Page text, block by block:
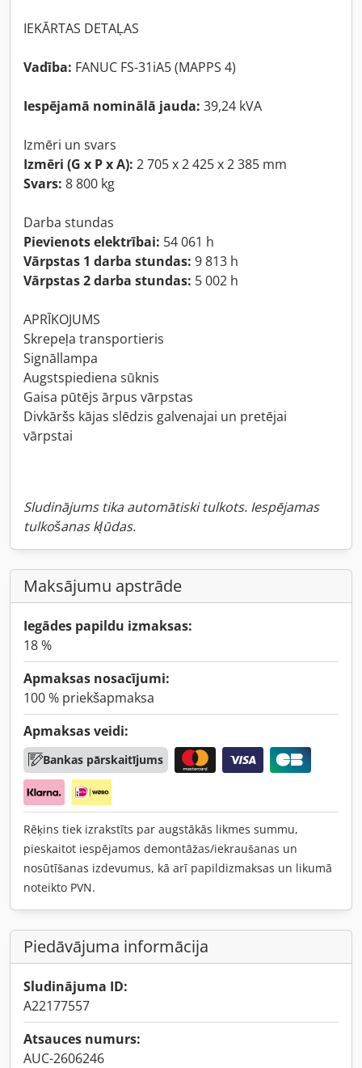
IEKĀRTAS DETAĻAS
Vadība: FANUC FS-31iA5 (MAPPS 4)
Iespējamā nominālā jauda: 39,24 kVA
Izmēri un svars
Izmēri (G x P x A): 2 705 x 2 425 x 2 385 mm
Svars: 8 800 kg
Darba stundas
Pievienots elektrībai: 54 061 h
Vārpstas 1 darba stundas: 9 813 h
Vārpstas 2 darba stundas: 5 002 h
APRĪKOJUMS
Skrepeļa transportieris
Signāllampa
Augstspiediena sūknis
Gaisa pūtējs ārpus vārpstas
Divkāršs kājas slēdzis galvenajai un pretējai
vārpstai
Sludinājums tika automātiski tulkots. Iespējamas
tulkošanas kļūdas.
Maksājumu apstrāde
Iegādes papildu izmaksas:
18 %
Apmaksas nosacījumi:
100 % priekšapmaksa
Apmaksas veidi:
Bankas pārskaitījums
Rēķins tiek izrakstīts par augstākās likmes summu,
pieskaitot iespējamos demontāžas/iekraušanas un
nosūtīšanas izdevumus, kā arī papildizmaksas un likumā
noteikto PVN.
Piedāvājuma informācija
Sludinājuma ID:
A22177557
Atsauces numurs:
AUC-2606246